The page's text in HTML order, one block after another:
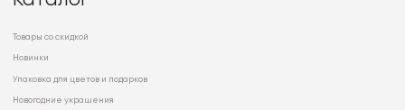
Товары со скидкой
Новинки
Упаковка для цветов и подарков
Новогодние украшения